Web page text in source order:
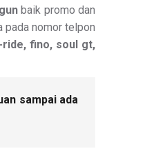
baik promo dan
pada nomor telpon
fino, soul gt,
sampai ada